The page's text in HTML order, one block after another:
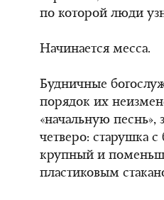
по которой люди
Начинается месса.
Будничные
порядок их
«начальную
четверо: старушка
крупный и
пластиковым